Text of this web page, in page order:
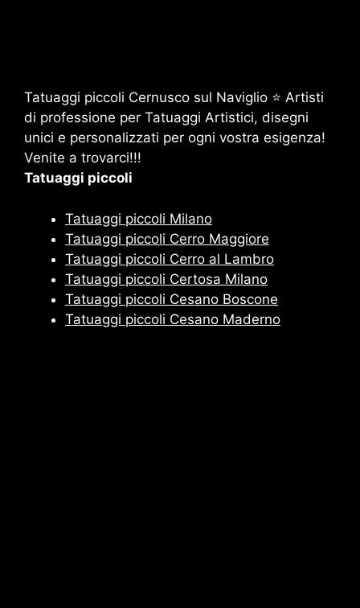
Tatuaggi piccoli Cernusco sul Naviglio ⭐ Artisti
di professione per Tatuaggi Artistici, disegni
unici e personalizzati per ogni vostra esigenza!
Venite a trovarci!!!
Tatuaggi piccoli
Tatuaggi piccoli Milano
Tatuaggi piccoli Cerro Maggiore
Tatuaggi piccoli Cerro al Lambro
Tatuaggi piccoli Certosa Milano
Tatuaggi piccoli Cesano Boscone
Tatuaggi piccoli Cesano Maderno